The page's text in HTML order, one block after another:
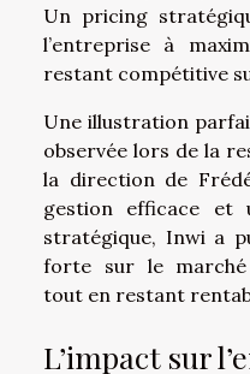
Un pricing
l’entreprise à
restant compétitive
Une illustration
observée lors de la
la direction de
gestion efficace et
stratégique, Inwi a
forte sur le marché
tout en restant
L’impact sur